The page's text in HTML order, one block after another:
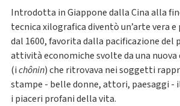
Introdotta in Giappone dalla Cina alla
tecnica xilografica diventò un’arte vera
dal 1600,favorita dalla pacificazione del
attività economiche svolte da una nuova
(ichônin)che ritrovava nei soggetti
stampe - belle donne, attori, paesaggi -
i piaceri profani della vita.